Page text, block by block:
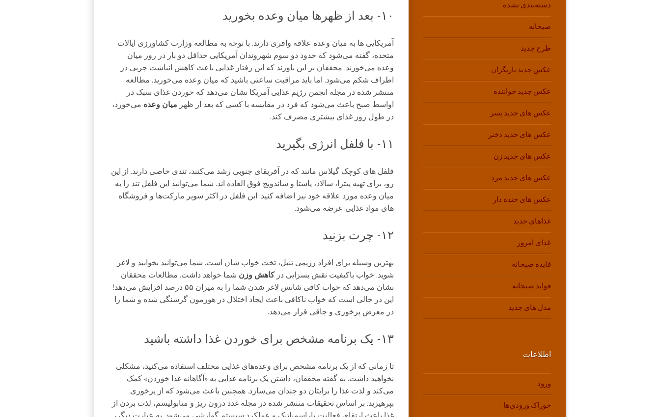
۱۰- بعد از ظهرها میان ‌وعده بخورید
آمریکایی ‌ها به میان‌ وعده علاقه وافری دارند. با توجه به مطالعه وزارت کشاورزی ایالات
متحده، گفته می‌شود که حدود دو سوم شهروندان آمریکایی حداقل دو بار در روز میان
وعده می‌خورند. محققان بر این باورند که این رفتار غذایی باعث کاهش انباشت چربی در
اطراف شکم می‌شود. اما باید مراقبت ساعتی باشید که میان ‌وعده می‌خورید. مطالعه
منتشر شده در مجله انجمن رژیم غذایی آمریکا نشان می‌دهد که خوردن غذای سبک در
اواسط صبح باعث می‌شود که فرد در مقایسه با کسی که بعد از ظهر میان‌ وعده می‌خورد،
در طول روز غذای بیشتری مصرف کند.
۱۱- با فلفل انرژی بگیرید
فلفل‌ های کوچک گیلاس مانند که در آفریقای جنوبی رشد می‌کنند، تندی خاصی دارند. از این
رو، برای تهیه پیتزا، سالاد، پاستا و ساندویچ فوق‌ العاده ‌اند. شما می‌توانید این فلفل تند را به
میان‌ وعده مورد علاقه خود نیز اضافه کنید. این فلفل در اکثر سوپر مارکت‌ها و فروشگاه‌
های مواد غذایی عرضه می‌شود.
۱۲- چرت بزنید
بهترین وسیله برای افراد رژیمی تنبل، تخت ‌خواب ‌شان است. شما می‌توانید بخوابید و لاغر
شوید. خواب باکیفیت نقش بسزایی درکاهش وزن شما خواهد داشت. مطالعات محققان
نشان می‌دهد که خواب کافی شانس لاغر شدن شما را به میزان ۵۵ درصد افزایش می‌دهد!
این در حالی است که خواب ناکافی باعث ایجاد اختلال در هورمون گرسنگی شده و شما را
در معرض پرخوری و چاقی قرار می‌دهد.
۱۳- یک برنامه مشخص برای خوردن غذا داشته باشید
تا زمانی که از یک برنامه مشخص برای وعده‌های غذایی مختلف استفاده می‌کنید، مشکلی
نخواهید داشت. به گفته محققان، داشتن یک برنامه غذایی به «آگاهانه غذا خوردن» کمک
می‌کند و لذت غذا را برایتان دو چندان می‌سازد. همچنین باعث می‌شود که از پرخوری
بپرهیزید. بر اساس تحقیقات منتشر شده در مجله غدد درون‌ ریز و متابولیسم، لذت بردن از
دسته‌بندی نشده
صبحانه
طرح جدید
عکس جدید بازیگران
عکس جدید خواننده
عکس های جدید پسر
عکس های جدید دختر
عکس های جدید زن
عکس های جدید مرد
عکس های خنده دار
غذاهای جدید
غذای امروز
فایده صبحانه
فواید صبحانه
مدل های جدید
اطلاعات
ورود
خوراک ورودی‌ها